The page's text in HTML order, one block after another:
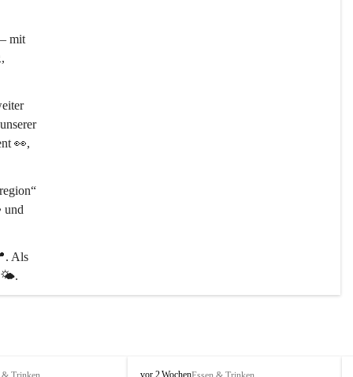
mit
,
👀,
und
. Als
vor 2 Wochen